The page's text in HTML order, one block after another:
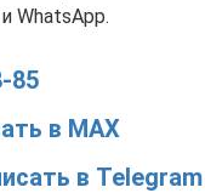
WhatsApp.
85
в MAX
в Telegram